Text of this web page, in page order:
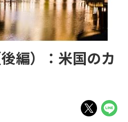
編）：米国のカ